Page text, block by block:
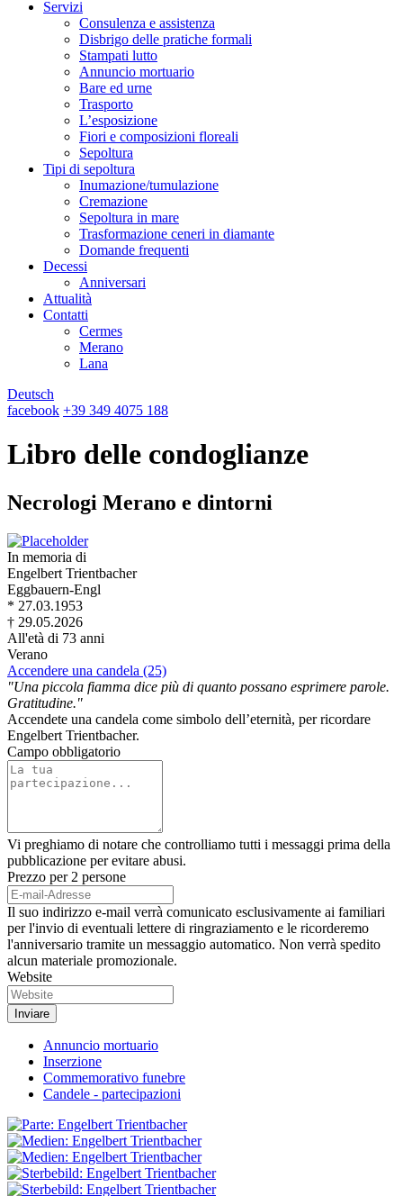
Servizi
Consulenza e assistenza
Disbrigo delle pratiche formali
Stampati lutto
Annuncio mortuario
Bare ed urne
Trasporto
L’esposizione
Fiori e composizioni floreali
Sepoltura
Tipi di sepoltura
Inumazione/tumulazione
Cremazione
Sepoltura in mare
Trasformazione ceneri in diamante
Domande frequenti
Decessi
Anniversari
Attualità
Contatti
Cermes
Merano
Lana
Deutsch
facebook +39 349 4075 188
Libro delle condoglianze
Necrologi Merano e dintorni
In memoria di
Engelbert Trientbacher
Eggbauern-Engl
* 27.03.1953
† 29.05.2026
All'età di 73 anni
Verano
Accendere una candela (25)
"Una piccola fiamma dice più di quanto possano esprimere parole.
Gratitudine."
Accendete una candela come simbolo dell’eternità, per ricordare
Engelbert Trientbacher.
Campo obbligatorio
Vi preghiamo di notare che controlliamo tutti i messaggi prima della
pubblicazione per evitare abusi.
Prezzo per 2 persone
Il suo indirizzo e-mail verrà comunicato esclusivamente ai familiari
per l'invio di eventuali lettere di ringraziamento e le ricorderemo
l'anniversario tramite un messaggio automatico. Non verrà spedito
alcun materiale promozionale.
Website
Annuncio mortuario
Inserzione
Commemorativo funebre
Candele - partecipazioni